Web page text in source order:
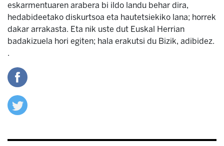
eskarmentuaren arabera bi ildo landu behar dira,
hedabideetako diskurtsoa eta hautetsiekiko lana; horrek
dakar arrakasta. Eta nik uste dut Euskal Herrian
badakizuela hori egiten; hala erakutsi du Bizik, adibidez.
.